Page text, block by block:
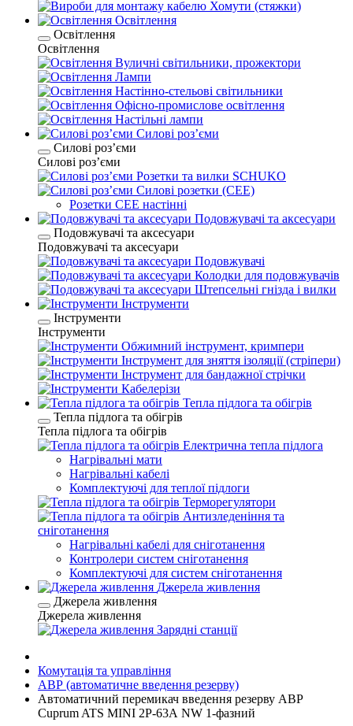
Хомути (стяжки)
Освітлення
Освітлення
Освітлення
Вуличні світильники, прожектори
Лампи
Настінно-стельові світильники
Офісно-промислове освітлення
Настільні лампи
Силові розʼєми
Силові розʼєми
Силові розʼєми
Розетки та вилки SCHUKO
Силові розетки (CEE)
Розетки CEE настінні
Подовжувачі та аксесуари
Подовжувачі та аксесуари
Подовжувачі та аксесуари
Подовжувачі
Колодки для подовжувачів
Штепсельні гнізда і вилки
Інструменти
Інструменти
Інструменти
Обжимний інструмент, кримпери
Інструмент для зняття ізоляції (стріпери)
Інструмент для бандажної стрічки
Кабелерізи
Тепла підлога та обігрів
Тепла підлога та обігрів
Тепла підлога та обігрів
Електрична тепла підлога
Нагрівальні мати
Нагрівальні кабелі
Комплектуючі для теплої підлоги
Терморегулятори
Антизледеніння та
сніготанення
Нагрівальні кабелі для сніготанення
Контролери систем сніготанення
Комплектуючі для систем сніготанення
Джерела живлення
Джерела живлення
Джерела живлення
Зарядні станції
Комутація та управління
АВР (автоматичне введення резерву)
Автоматичний перемикач введення резерву АВР
Cuprum ATS MINI 2P-63А NW 1-фазний